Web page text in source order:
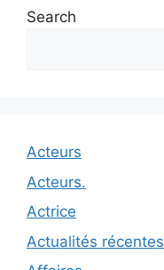
Search
Acteurs
Acteurs.
Actrice
Actualités récentes